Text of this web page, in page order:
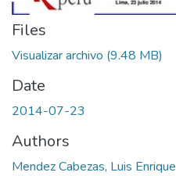
Files
Visualizar archivo (9.48 MB)
Date
2014-07-23
Authors
Mendez Cabezas, Luis Enrique